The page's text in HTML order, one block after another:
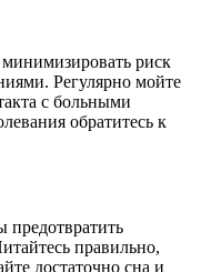
риск
Регулярно мойте
с больными
обратитесь к
предотвратить
правильно,
достаточно сна и